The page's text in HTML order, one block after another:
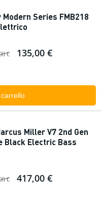
Series FMB218
€ 135,00 €
Miller V7 2nd Gen
Black Electric Bass
€ 417,00 €